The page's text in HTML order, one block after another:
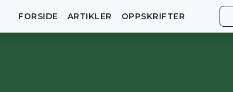
FORSIDE ARTIKLER OPPSKRIFTER